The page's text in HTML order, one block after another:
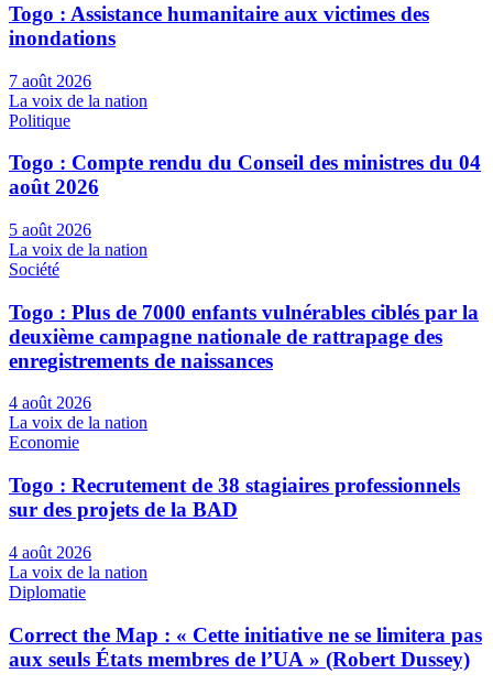
Togo : Assistance humanitaire aux victimes des
inondations
7 août 2026
La voix de la nation
Politique
Togo : Compte rendu du Conseil des ministres du 04
août 2026
5 août 2026
La voix de la nation
Société
Togo : Plus de 7000 enfants vulnérables ciblés par la
deuxième campagne nationale de rattrapage des
enregistrements de naissances
4 août 2026
La voix de la nation
Economie
Togo : Recrutement de 38 stagiaires professionnels
sur des projets de la BAD
4 août 2026
La voix de la nation
Diplomatie
Correct the Map : « Cette initiative ne se limitera pas
aux seuls États membres de l’UA » (Robert Dussey)